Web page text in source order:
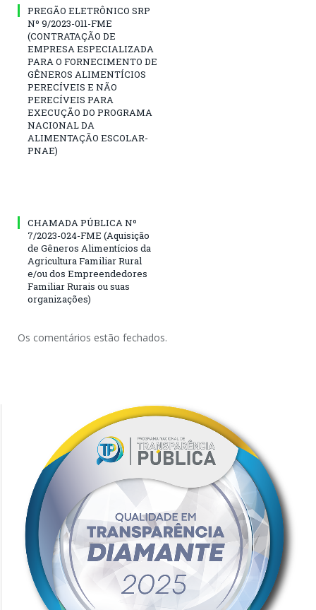
PREGÃO ELETRÔNICO SRP
Nº 9/2023-011-FME
(CONTRATAÇÃO DE
EMPRESA ESPECIALIZADA
PARA O FORNECIMENTO DE
GÊNEROS ALIMENTÍCIOS
PERECÍVEIS E NÃO
PERECÍVEIS PARA
EXECUÇÃO DO PROGRAMA
NACIONAL DA
ALIMENTAÇÃO ESCOLAR-
PNAE)
CHAMADA PÚBLICA Nº
7/2023-024-FME (Aquisição
de Gêneros Alimentícios da
Agricultura Familiar Rural
e/ou dos Empreendedores
Familiar Rurais ou suas
organizações)
Os comentários estão fechados.